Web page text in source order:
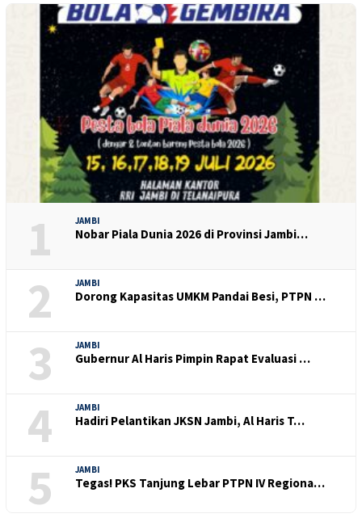
1 JAMBI
Nobar Piala Dunia 2026 di Provinsi Jambi…
2 JAMBI
Dorong Kapasitas UMKM Pandai Besi, PTPN …
3 JAMBI
Gubernur Al Haris Pimpin Rapat Evaluasi …
4 JAMBI
Hadiri Pelantikan JKSN Jambi, Al Haris T…
5 JAMBI
Tegas! PKS Tanjung Lebar PTPN IV Regiona…